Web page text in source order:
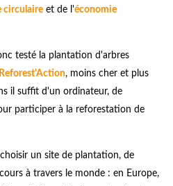
circulaire et de l'économie
testé la plantation d'arbres
Reforest'Action, moins cher et plus
il suffit d'un ordinateur, de
participer à la reforestation de
un site de plantation, de
à travers le monde : en Europe,